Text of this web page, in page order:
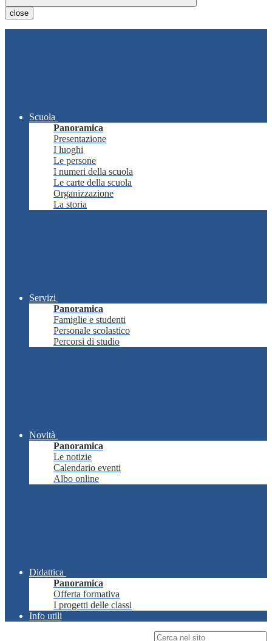
close
Scuola
Panoramica
Presentazione
I luoghi
Le persone
I numeri della scuola
Le carte della scuola
Organizzazione
La storia
Servizi
Panoramica
Famiglie e studenti
Personale scolastico
Percorsi di studio
Novità
Panoramica
Le notizie
Calendario eventi
Albo online
Didattica
Panoramica
Offerta formativa
I progetti delle classi
Info utili